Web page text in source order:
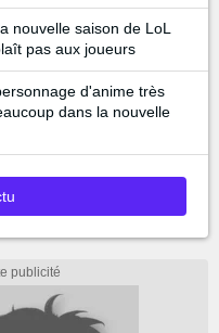
nouvelle saison de LoL
pas aux joueurs
d'anime très
dans la nouvelle